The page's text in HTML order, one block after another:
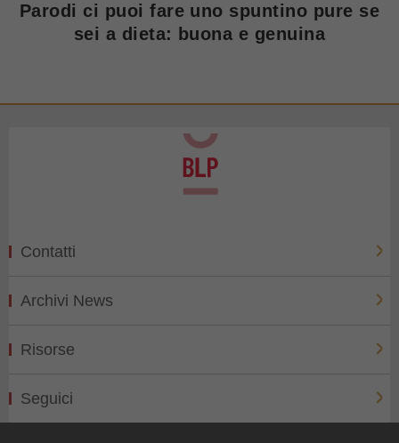
Parodi ci puoi fare uno spuntino pure se
sei a dieta: buona e genuina
Contatti
Archivi News
Risorse
Seguici